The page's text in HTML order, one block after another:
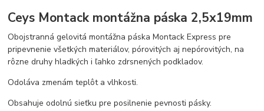
Ceys Montack montážna páska 2,5x19mm
Obojstranná gelovitá montážna páska Montack Express pre
pripevnenie všetkých materiálov, pórovitých aj nepórovitých, na
rôzne druhy hladkých i ľahko zdrsnených podkladov.
Odoláva zmenám teplôt a vlhkosti.
Obsahuje odolnú sieťku pre posilnenie pevnosti pásky.